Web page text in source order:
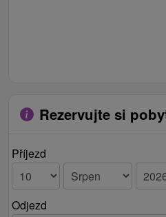
Rezervujte si
Příjezd
Odjezd